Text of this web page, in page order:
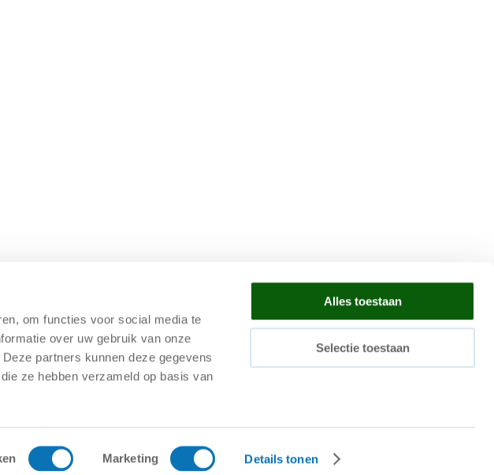
om functies voor social media te
over uw gebruik van onze
partners kunnen deze gegevens
ze hebben verzameld op basis van
Marketing Details tonen
Alles toestaan
Selectie toestaan
Yleiset ehdot| Arvioi varastoautomaatio|Etusija koneissa